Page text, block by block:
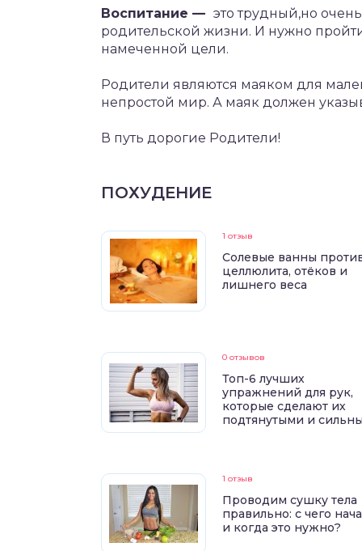
Воспитание — это трудный,но
родительской жизни. И нужно
намеченной цели.
Родители являются маяком для
непростой мир. А маяк должен
В путь дорогие Родители!
ПОХУДЕНИЕ
1 отзыв
Солевые ванны
целлюлита, отёков и
лишнего веса
0 отзывов
Топ-6 лучших
упражнений для рук,
которые сделают их
подтянутыми и
1 отзыв
Проводим сушку тела
правильно: с чего
и когда это нужно?